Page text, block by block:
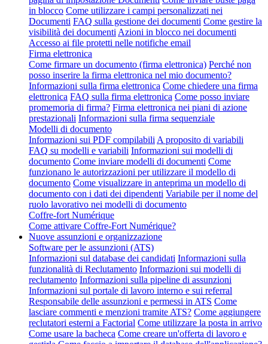
in blocco Come utilizzare i campi personalizzati nei
Documenti FAQ sulla gestione dei documenti Come gestire la
visibilità dei documenti Azioni in blocco nei documenti
Accesso ai file protetti nelle notifiche email
Firma elettronica
Come firmare un documento (firma elettronica) Perché non
posso inserire la firma elettronica nel mio documento?
Informazioni sulla firma elettronica Come chiedere una firma
elettronica FAQ sulla firma elettronica Come posso inviare
promemoria di firma? Firma elettronica nei piani di azione
prestazionali Informazioni sulla firma sequenziale
Modelli di documento
Informazioni sui PDF compilabili A proposito di variabili
FAQ su modelli e variabili Informazioni sui modelli di
documento Come inviare modelli di documenti Come
funzionano le autorizzazioni per utilizzare il modello di
documento Come visualizzare in anteprima un modello di
documento con i dati dei dipendenti Variabile per il nome del
ruolo lavorativo nei modelli di documento
Coffre-fort Numérique
Come attivare Coffre-Fort Numérique?
Nuove assunzioni e organizzazione
Software per le assunzioni (ATS)
Informazioni sul database dei candidati Informazioni sulla
funzionalità di Reclutamento Informazioni sui modelli di
reclutamento Informazioni sulla pipeline di assunzioni
Informazioni sul portale di lavoro interno e sui referral
Responsabile delle assunzioni e permessi in ATS Come
lasciare commenti e menzioni tramite ATS? Come aggiungere
reclutatori esterni a Factorial Come utilizzare la posta in arrivo
Come usare la bacheca Come creare un'offerta di lavoro e